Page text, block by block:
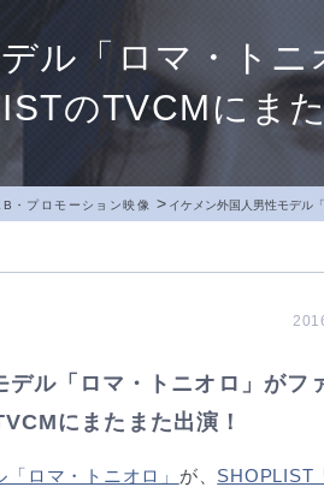
ル「ロマ・ト
のTVCMにま
・プロモーション映像 > イケメン外国人男性モデル
デル「ロマ・トニオロ」がフ
にまたまた出演！
ロマ・トニオロ」 が、 SHOPLIST